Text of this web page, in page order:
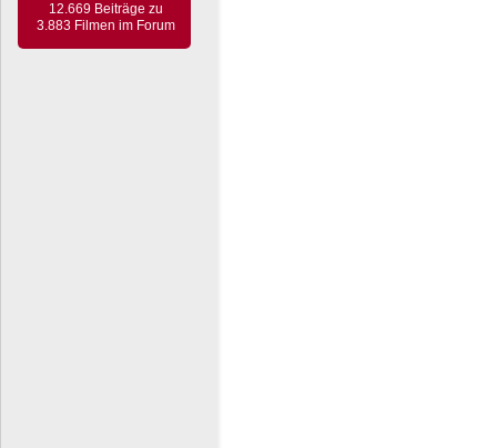
12.669 Beiträge zu
3.883 Filmen im Forum